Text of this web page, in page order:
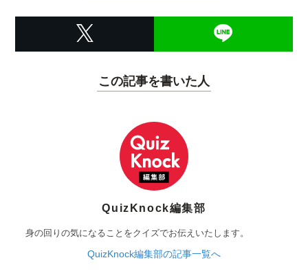
この記事を書いた人
QuizKnock編集部
身の回りの気になることをクイズでお伝えいたします。
QuizKnock編集部の記事一覧へ